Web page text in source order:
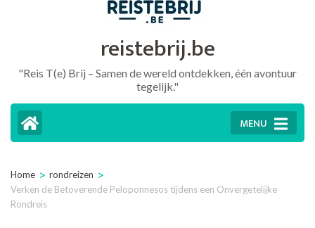
reistebrij.be
"Reis T(e) Brij – Samen de wereld ontdekken, één avontuur
tegelijk."
MENU
Home > rondreizen >
Verken de Betoverende Peloponnesos tijdens een Onvergetelijke
Rondreis